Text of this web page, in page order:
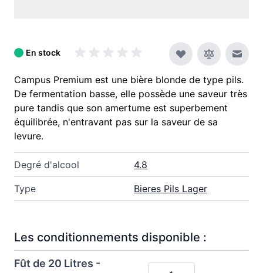
En stock
Campus Premium est une bière blonde de type pils.
De fermentation basse, elle possède une saveur très
pure tandis que son amertume est superbement
équilibrée, n'entravant pas sur la saveur de sa
levure.
Degré d'alcool 4.8
Type Bieres Pils Lager
Les conditionnements disponible :
Fût de 20 Litres -